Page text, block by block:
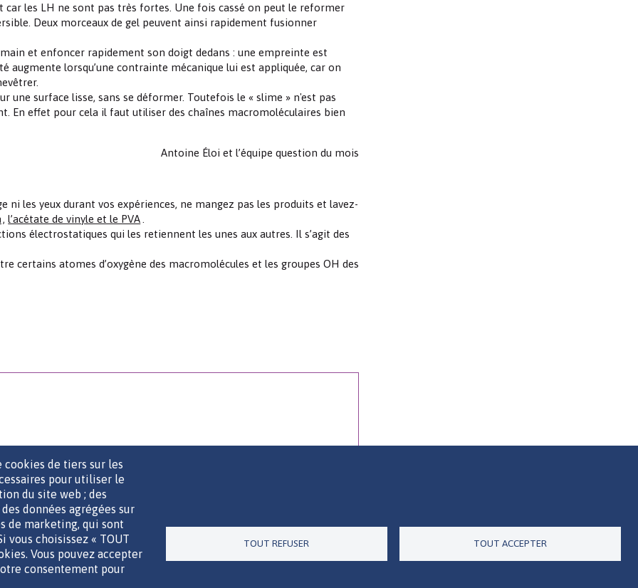
car les LH ne sont pas très fortes. Une fois cassé on peut le reformer
Deux morceaux de gel peuvent ainsi rapidement fusionner
main et enfoncer rapidement son doigt dedans : une empreinte est
augmente lorsqu’une contrainte mécanique lui est appliquée, car on
une surface lisse, sans se déformer. Toutefois le « slime » n'est pas
En effet pour cela il faut utiliser des chaînes macromoléculaires bien
Antoine Éloi et l’équipe question du mois
ni les yeux durant vos expériences, ne mangez pas les produits et lavez-
,l’acétate de vinyle et le PVA
électrostatiques qui les retiennent les unes aux autres. Il s’agit des
certains atomes d’oxygène des macromolécules et les groupes OH des
DE COMMUNICATION
Un site de la
cookies de tiers sur les
pour utiliser le
du site web ; des
données agrégées sur
de marketing, qui sont
vous choisissez « TOUT
Vous pouvez accepter
consentement pour
TOUT REFUSER TOUT ACCEPTER